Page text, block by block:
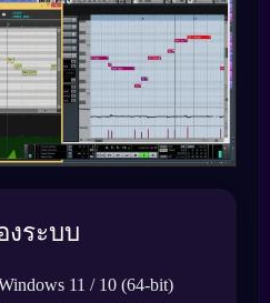
ระบบ
11 / 10 (64-bit)